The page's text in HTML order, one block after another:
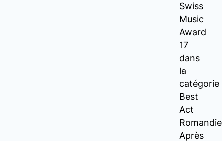
Swiss
Music
Award
17
dans
la
catégorie
Best
Act
Après